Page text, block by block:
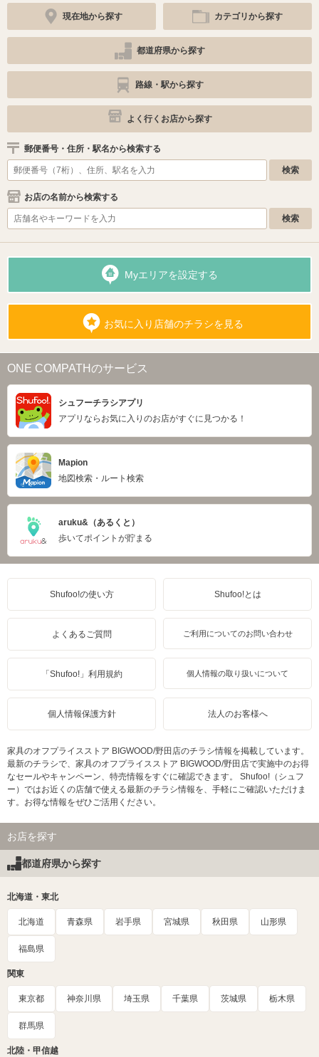
現在地から探す カテゴリから探す
都道府県から探す
路線・駅から探す
よく行くお店から探す
郵便番号・住所・駅名から検索する
お店の名前から検索する
Myエリアを設定する
お気に入り店舗のチラシを見る
ONE COMPATHのサービス
シュフーチラシアプリ
アプリならお気に入りのお店がすぐに見つかる！
Mapion
地図検索・ルート検索
aruku&（あるくと）
歩いてポイントが貯まる
Shufoo!の使い方 Shufoo!とは
よくあるご質問 ご利用についてのお問い合わせ
「Shufoo!」利用規約 個人情報の取り扱いについて
個人情報保護方針 法人のお客様へ
家具のオフプライスストア BIGWOOD/野田店のチラシ情報を掲載しています。
最新のチラシで、家具のオフプライスストア BIGWOOD/野田店で実施中のお得
なセールやキャンペーン、特売情報をすぐに確認できます。 Shufoo!（シュフ
ー）ではお近くの店舗で使える最新のチラシ情報を、手軽にご確認いただけま
す。お得な情報をぜひご活用ください。
お店を探す
都道府県から探す
北海道・東北
北海道 青森県 岩手県 宮城県 秋田県 山形県
福島県
関東
東京都 神奈川県 埼玉県 千葉県 茨城県 栃木県
群馬県
北陸・甲信越